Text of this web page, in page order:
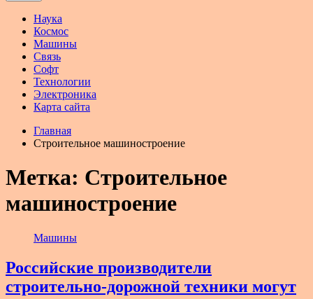
Наука
Космос
Машины
Связь
Софт
Технологии
Электроника
Карта сайта
Главная
Строительное машиностроение
Метка: Строительное
машиностроение
Машины
Российские производители
строительно-дорожной техники могут